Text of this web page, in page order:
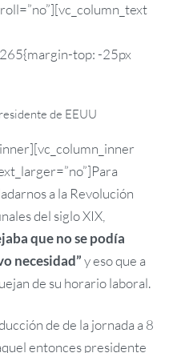
top: -25px
de EEUU
a la Revolución
del siglo XIX,
que no se podía
necesidad”y eso que a
de su horario laboral.
de de la jornada a 8
entonces presidente